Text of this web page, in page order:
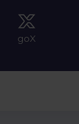
goX